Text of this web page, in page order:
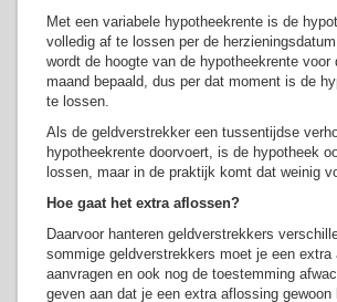
Met een variabele hypotheekrente is de
volledig af te lossen per de
wordt de hoogte van de hypotheekrente voor
maand bepaald, dus per dat moment is de
te lossen.
Als de geldverstrekker een tussentijdse
hypotheekrente doorvoert, is de hypotheek
lossen, maar in de praktijk komt dat weinig
Hoe gaat het extra aflossen?
Daarvoor hanteren geldverstrekkers
sommige geldverstrekkers moet je een extra
aanvragen en ook nog de toestemming
geven aan dat je een extra aflossing